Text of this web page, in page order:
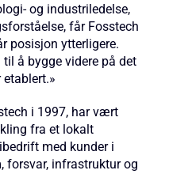
og industriledelse,
får Fosstech
posisjon ytterligere.
til å bygge videre på det
i 1997, har vært
fra et lokalt
med kunder i
forsvar, infrastruktur og